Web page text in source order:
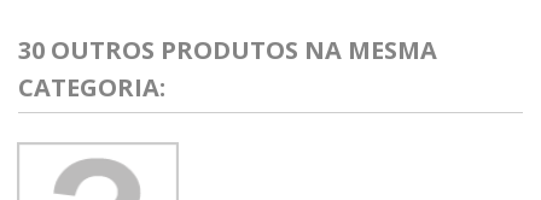
30 OUTROS PRODUTOS NA MESMA
CATEGORIA: